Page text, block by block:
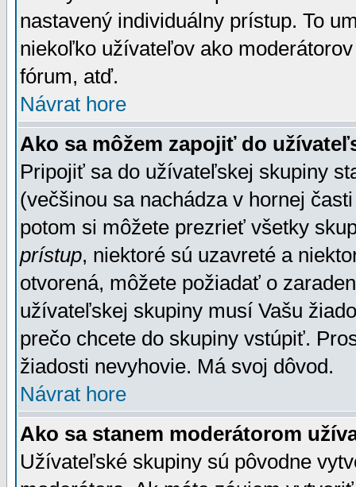
nastavený individuálny prístup. To
niekoľko užívateľov ako
fórum, atď.
Návrat hore
Ako sa môžem zapojiť do
Pripojiť sa do užívateľskej skupiny
(večšinou sa nachádza v hornej
potom si môžete prezrieť všetky
prístup, niektoré sú uzavreté a
otvorená, môžete požiadať o
užívateľskej skupiny musí Vašu
prečo chcete do skupiny vstúpiť.
žiadosti nevyhovie. Má svoj dôvod.
Návrat hore
Ako sa stanem moderátorom
Užívateľské skupiny sú pôvodne